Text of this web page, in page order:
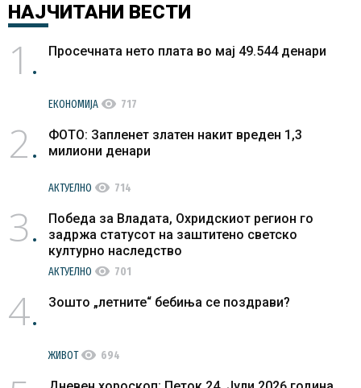
НАЈЧИТАНИ ВЕСТИ
1 Просечната нето плата во мај 49.544 денари
ЕКОНОМИЈА visibility 717
2
ФОТО: Запленет златен накит вреден 1,3
милиони денари
АКТУЕЛНО visibility 714
3
Победа за Владата, Охридскиот регион го
задржа статусот на заштитено светско
културно наследство
АКТУЕЛНО visibility 701
4 Зошто „летните“ бебиња се поздрави?
ЖИВОТvisibility 694